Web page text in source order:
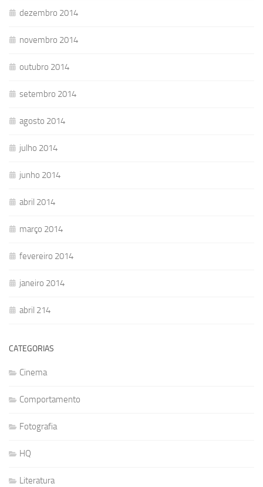
dezembro 2014
novembro 2014
outubro 2014
setembro 2014
agosto 2014
julho 2014
junho 2014
abril 2014
março 2014
fevereiro 2014
janeiro 2014
abril 214
CATEGORIAS
Cinema
Comportamento
Fotografia
HQ
Literatura